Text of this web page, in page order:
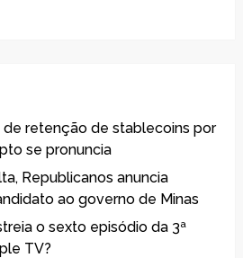
de retenção de stablecoins por
se pronuncia
Republicanos anuncia
ao governo de Minas
o sexto episódio da 3ª
TV?